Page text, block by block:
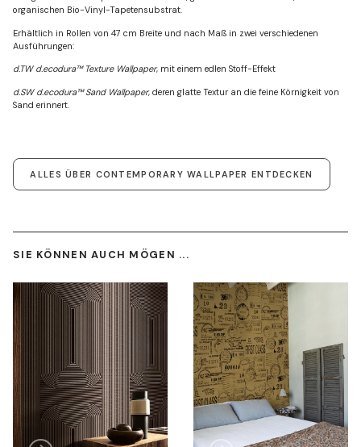
organischen Bio-Vinyl-Tapetensubstrat.
Erhältlich in Rollen von 47 cm Breite und nach Maß in zwei verschiedenen
Ausführungen:
d.TW d.ecodura™ Texture Wallpaper, mit einem edlen Stoff-Effekt
d.SW d.ecodura™ Sand Wallpaper, deren glatte Textur an die feine Körnigkeit von
Sand erinnert.
ALLES ÜBER CONTEMPORARY WALLPAPER ENTDECKEN
SIE KÖNNEN AUCH MÖGEN ...